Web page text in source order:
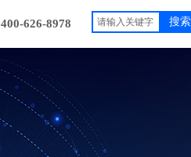
400-626-8978 搜索